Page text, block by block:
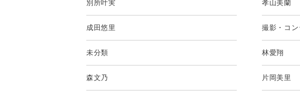
別所叶実 孝山美蘭
成田悠里 撮影・コン
未分類 林愛翔
森文乃 片岡美里